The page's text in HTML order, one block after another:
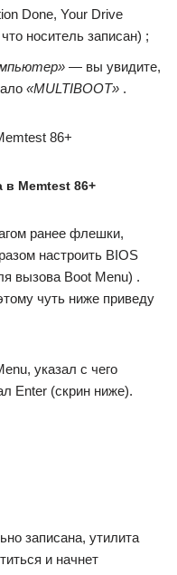
Done, Your Drive
носитель записан) ;
— вы увидите,
«MULTIBOOT» .
86+
в Memtest 86+
ранее флешки,
настроить BIOS
вызова Boot Menu) .
чуть ниже приведу
указал с чего
Enter (скрин ниже).
записана, утилита
и начнет